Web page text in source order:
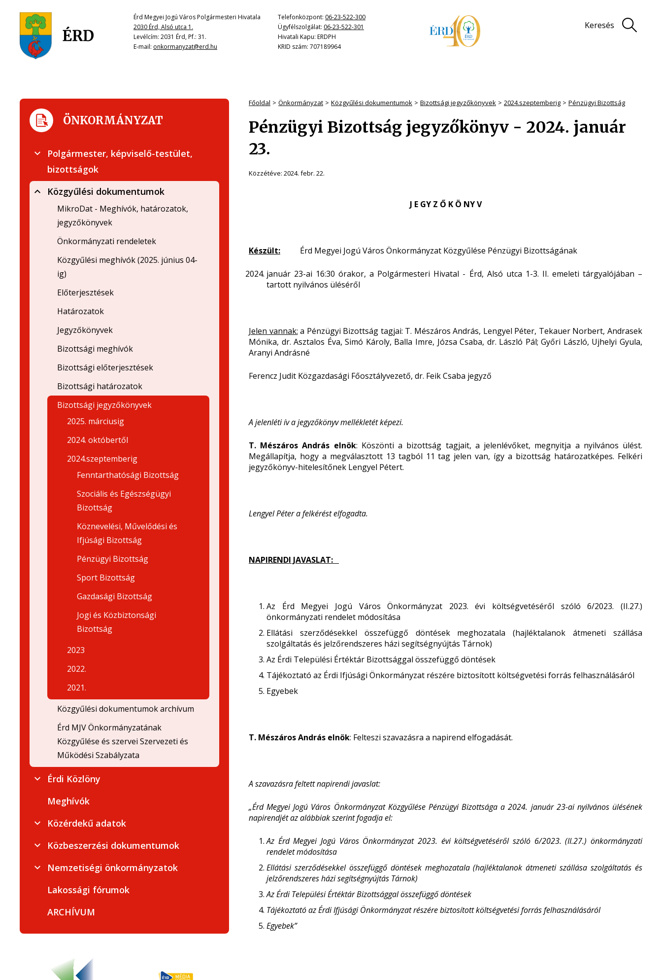
Érd Megyei Jogú Város Polgármesteri Hivatala
2030 Érd, Alsó utca 1.
Levélcím: 2031 Érd, Pf.: 31.
E-mail: onkormanyzat@erd.hu
Telefonközpont: 06-23-522-300
Ügyfélszolgálat: 06-23-522-301
Hivatali Kapu: ERDPH
KRID szám: 707189964
Keresés
Főoldal Önkormányzat Közgyűlési dokumentumok Bizottsági jegyzőkönyvek 2024.szeptemberig Pénzügyi Bizottság
Pénzügyi Bizottság jegyzőkönyv - 2024. január
23.
Közzétéve: 2024. febr. 22.
J E GY Z Ő K Ö NY V
Készült: Érd Megyei Jogú Város Önkormányzat Közgyűlése Pénzügyi Bizottságának
január 23-ai 16:30 órakor, a Polgármesteri Hivatal - Érd, Alsó utca 1-3. II. emeleti tárgyalójában –
tartott nyilvános üléséről
Jelen vannak: a Pénzügyi Bizottság tagjai: T. Mészáros András, Lengyel Péter, Tekauer Norbert, Andrasek
Mónika, dr. Asztalos Éva, Simó Károly, Balla Imre, Józsa Csaba, dr. László Pál; Győri László, Ujhelyi Gyula,
Aranyi Andrásné
Ferencz Judit Közgazdasági Főosztályvezető, dr. Feik Csaba jegyző
A jelenléti ív a jegyzőkönyv mellékletét képezi.
T. Mészáros András elnök: Köszönti a bizottság tagjait, a jelenlévőket, megnyitja a nyilvános ülést.
Megállapítja, hogy a megválasztott 13 tagból 11 tag jelen van, így a bizottság határozatképes. Felkéri
jegyzőkönyv-hitelesítőnek Lengyel Pétert.
Lengyel Péter a felkérést elfogadta.
NAPIRENDI JAVASLAT:
Az Érd Megyei Jogú Város Önkormányzat 2023. évi költségvetéséről szóló 6/2023. (II.27.)
önkormányzati rendelet módosítása
Ellátási szerződésekkel összefüggő döntések meghozatala (hajléktalanok átmeneti szállása
szolgáltatás és jelzőrendszeres házi segítségnyújtás Tárnok)
Az Érdi Települési Értéktár Bizottsággal összefüggő döntések
Tájékoztató az Érdi Ifjúsági Önkormányzat részére biztosított költségvetési forrás felhasználásáról
Egyebek
T. Mészáros András elnök: Felteszi szavazásra a napirend elfogadását.
A szavazásra feltett napirendi javaslat:
„Érd Megyei Jogú Város Önkormányzat Közgyűlése Pénzügyi Bizottsága a 2024. január 23-ai nyilvános ülésének
napirendjét az alábbiak szerint fogadja el:
Az Érd Megyei Jogú Város Önkormányzat 2023. évi költségvetéséről szóló 6/2023. (II.27.) önkormányzati
rendelet módosítása
Ellátási szerződésekkel összefüggő döntések meghozatala (hajléktalanok átmeneti szállása szolgáltatás és
jelzőrendszeres házi segítségnyújtás Tárnok)
Az Érdi Települési Értéktár Bizottsággal összefüggő döntések
Tájékoztató az Érdi Ifjúsági Önkormányzat részére biztosított költségvetési forrás felhasználásáról
Egyebek”
ÖNKORMÁNYZAT
Polgármester, képviselő-testület,
bizottságok
Közgyűlési dokumentumok
MikroDat - Meghívók, határozatok,
jegyzőkönyvek
Önkormányzati rendeletek
Közgyűlési meghívók (2025. június 04-
ig)
Előterjesztések
Határozatok
Jegyzőkönyvek
Bizottsági meghívók
Bizottsági előterjesztések
Bizottsági határozatok
Bizottsági jegyzőkönyvek
2025. márciusig
2024. októbertől
2024.szeptemberig
Fenntarthatósági Bizottság
Szociális és Egészségügyi
Bizottság
Köznevelési, Művelődési és
Ifjúsági Bizottság
Pénzügyi Bizottság
Sport Bizottság
Gazdasági Bizottság
Jogi és Közbiztonsági
Bizottság
2023
2022.
2021.
Közgyűlési dokumentumok archívum
Érd MJV Önkormányzatának
Közgyűlése és szervei Szervezeti és
Működési Szabályzata
Érdi Közlöny
Meghívók
Közérdekű adatok
Közbeszerzési dokumentumok
Nemzetiségi önkormányzatok
Lakossági fórumok
ARCHÍVUM